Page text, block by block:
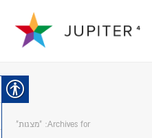
Archives for: "מצגות"